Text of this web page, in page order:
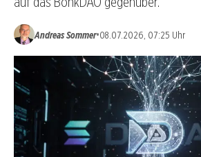
Andreas Sommer•08.07.2026, 07:25 Uhr